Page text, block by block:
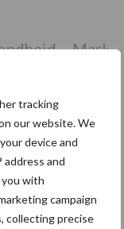
tracking
our website. We
device and
address and
with
campaign
collecting precise